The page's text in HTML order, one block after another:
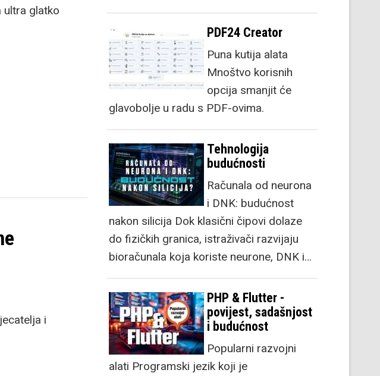
ultra glatko
i
PDF24 Creator
Puna kutija alata
Mnoštvo korisnih
opcija smanjit će
glavobolje u radu s PDF-ovima.
Tehnologija
budućnosti
Računala od neurona
i DNK: budućnost
nakon silicija Dok klasični čipovi dolaze
do fizičkih granica, istraživači razvijaju
bioračunala koja koriste neurone, DNK i…
PHP & Flutter -
povijest, sadašnjost
i budućnost
Popularni razvojni
alati Programski jezik koji je